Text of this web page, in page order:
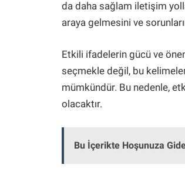
da daha sağlam iletişim
araya gelmesini ve
Etkili ifadelerin gücü ve
seçmekle değil, bu
mümkündür. Bu nedenle,
olacaktır.
Bu İçerikte Hoşunuza